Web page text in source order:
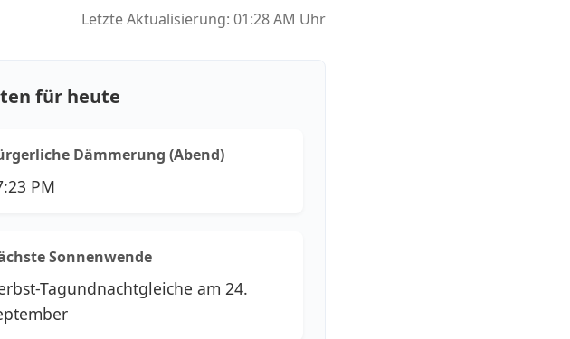
Letzte Aktualisierung: 01:28 AM Uhr
für heute
Dämmerung (Abend)
PM
Sonnenwende
Tagundnachtgleiche am 24.